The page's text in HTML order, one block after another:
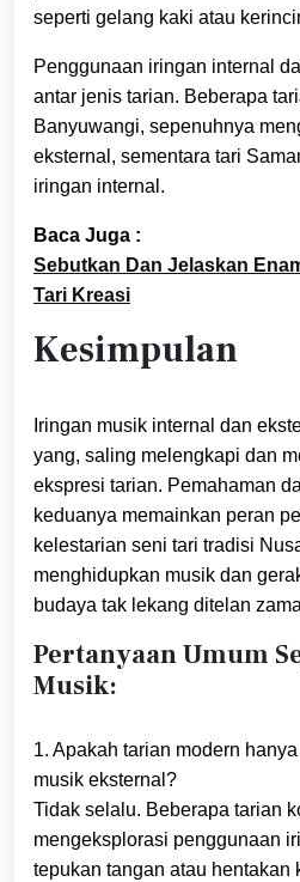
seperti gelang kaki atau
Penggunaan iringan internal
antar jenis tarian. Beberapa
Banyuwangi, sepenuhnya
eksternal, sementara tari
iringan internal.
Baca Juga :
Sebutkan Dan Jelaskan
Tari Kreasi
Kesimpulan
Iringan musik internal dan
yang, saling melengkapi dan
ekspresi tarian. Pemahaman
keduanya memainkan peran
kelestarian seni tari tradisi
menghidupkan musik dan
budaya tak lekang ditelan
Pertanyaan Umum
Musik:
1. Apakah tarian modern
musik eksternal?
Tidak selalu. Beberapa tarian
mengeksplorasi penggunaan
tepukan tangan atau hentakan